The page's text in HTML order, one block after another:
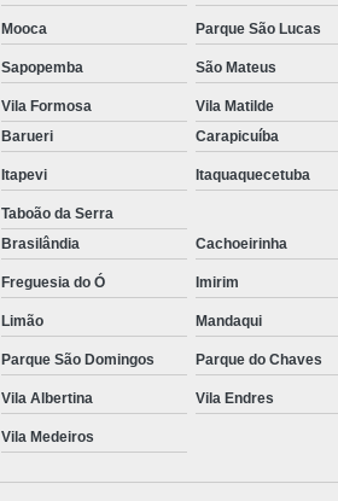
Mooca Parque São Lucas
Sapopemba São Mateus
Vila Formosa Vila Matilde
Barueri Carapicuíba
Itapevi Itaquaquecetuba
Taboão da Serra
Brasilândia Cachoeirinha
Freguesia do Ó Imirim
Limão Mandaqui
Parque São Domingos Parque do Chaves
Vila Albertina Vila Endres
Vila Medeiros